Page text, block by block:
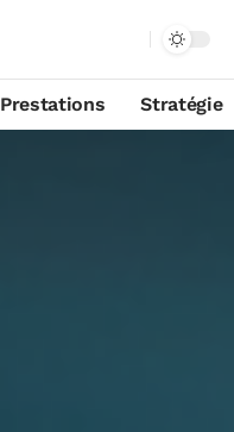
Prestations Stratégie